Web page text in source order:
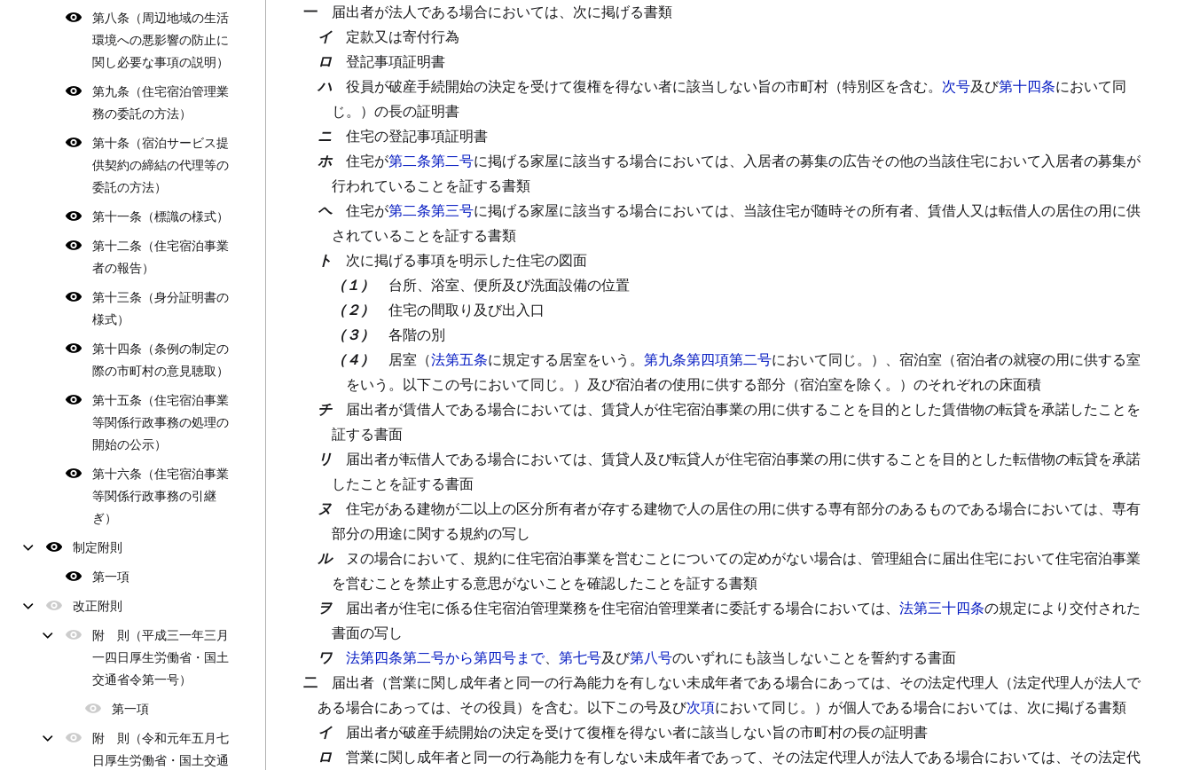
第八条（周辺地域の生活
環境への悪影響の防止に
関し必要な事項の説明）
第九条（住宅宿泊管理業
務の委託の方法）
第十条（宿泊サービス提
供契約の締結の代理等の
委託の方法）
第十一条（標識の様式）
第十二条（住宅宿泊事業
者の報告）
第十三条（身分証明書の
様式）
第十四条（条例の制定の
際の市町村の意見聴取）
第十五条（住宅宿泊事業
等関係行政事務の処理の
開始の公示）
第十六条（住宅宿泊事業
等関係行政事務の引継
ぎ）
制定附則
第一項
改正附則
附 則（平成三一年三月
一四日厚生労働省・国土
交通省令第一号）
第一項
附 則（令和元年五月七
日厚生労働省・国土交通
一 届出者が法人である場合においては、次に掲げる書類
イ 定款又は寄付行為
ロ 登記事項証明書
ハ 役員が破産手続開始の決定を受けて復権を得ない者に該当しない旨の市町村（特別区を含む。 次号及び第十四条において同
じ。）の長の証明書
ニ 住宅の登記事項証明書
ホ 住宅が第二条第二号に掲げる家屋に該当する場合においては、入居者の募集の広告その他の当該住宅において入居者の募集が
行われていることを証する書類
ヘ 住宅が第二条第三号に掲げる家屋に該当する場合においては、当該住宅が随時その所有者、賃借人又は転借人の居住の用に供
されていることを証する書類
ト 次に掲げる事項を明示した住宅の図面
（１） 台所、浴室、便所及び洗面設備の位置
（２） 住宅の間取り及び出入口
（３） 各階の別
（４） 居室（法第五条に規定する居室をいう。 第九条第四項第二号において同じ。）、宿泊室（宿泊者の就寝の用に供する室
をいう。以下この号において同じ。）及び宿泊者の使用に供する部分（宿泊室を除く。）のそれぞれの床面積
チ 届出者が賃借人である場合においては、賃貸人が住宅宿泊事業の用に供することを目的とした賃借物の転貸を承諾したことを
証する書面
リ 届出者が転借人である場合においては、賃貸人及び転貸人が住宅宿泊事業の用に供することを目的とした転借物の転貸を承諾
したことを証する書面
ヌ 住宅がある建物が二以上の区分所有者が存する建物で人の居住の用に供する専有部分のあるものである場合においては、専有
部分の用途に関する規約の写し
ル
ヌの場合において、規約に住宅宿泊事業を営むことについての定めがない場合は、管理組合に届出住宅において住宅宿泊事業
を営むことを禁止する意思がないことを確認したことを証する書類
ヲ 届出者が住宅に係る住宅宿泊管理業務を住宅宿泊管理業者に委託する場合においては、 法第三十四条の規定により交付された
書面の写し
ワ 法第四条第二号から第四号まで、 第七号及び第八号のいずれにも該当しないことを誓約する書面
二 届出者（営業に関し成年者と同一の行為能力を有しない未成年者である場合にあっては、その法定代理人（法定代理人が法人で
ある場合にあっては、その役員）を含む。以下この号及び次項において同じ。）が個人である場合においては、次に掲げる書類
イ 届出者が破産手続開始の決定を受けて復権を得ない者に該当しない旨の市町村の長の証明書
ロ 営業に関し成年者と同一の行為能力を有しない未成年者であって、その法定代理人が法人である場合においては、その法定代